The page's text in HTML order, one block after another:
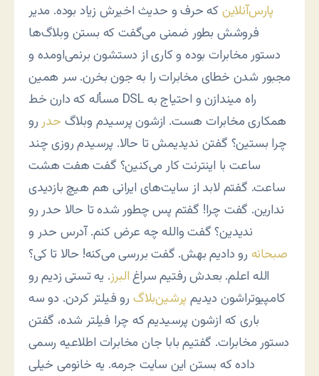
پارس‌آنلاینکه حرف و حدیث اخیرش زیاد بوده. مدیر
فروشش بطور ضمنی می‌گفت که بستن وبلاگ‌ها
دستور مخابرات بوده و کاری از دستشون برنمی‌اومده و
مجبور شدن خطای مخابرات را به جون بخرن. سر همین
مسأله که دارن خط DSL راه میندازن و احتیاج به
همکاری مخابرات هست. ازشون پرسیدم وبلاگ حدر رو
چرا بستین؟ گفتن ندیدیمش تا حالا. پرسیدم روزی چند
ساعت با اینترنت کار می‌کنین؟ گفت هفت هشت
ساعت. گفتم لابد از سایت‌های ایرانی هم هیچ بازدیدی
ندارین. گفت چرا! گفتم پس چطور شده تا حالا حدر رو
ندیدین؟ گفت والله چه عرض کنم. آدرس حدر و
صبحانه رو دادیم بهش. گفت بررسی می‌کنه! حالا تا کی؟
الله اعلم. بعدش رفتیم سراغالبرز. یه تستی زدیم رو
کامپیوتراشون دیدیم پرشین‌بلاگ رو فیلتر کردن. دو سه
باری که ازشون پرسیدیم که چرا فیلتر شده، گفتن
دستور مخابرات. گفتیم بابا جان مخابرات اطلاعیه رسمی
داده که بستن این سایت جرمه. یه خانومی خیلی